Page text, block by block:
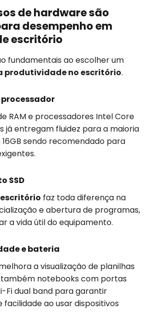
de hardware são
desempenho em
escritório
fundamentais ao escolher um
produtividade no escritório.
processador
RAM e processadores Intel Core
já entregam fluidez para a maioria
sendo recomendado para
SSD
escritório faz toda diferença na
e abertura de programas,
a vida útil do equipamento.
e bateria
a visualização de planilhas
também notebooks com portas
Fi dual band para garantir
facilidade ao usar dispositivos